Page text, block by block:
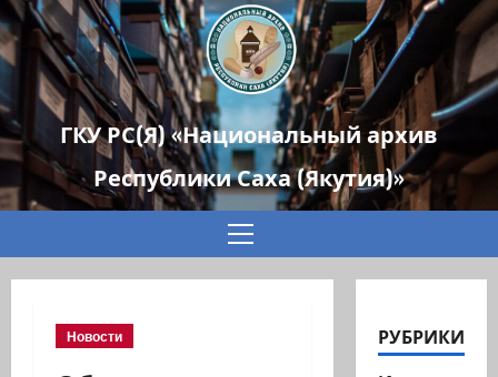
ГКУ РС(Я) «Национальный архив
Республики Саха (Якутия)»
Основное
Новости
РУБРИКИ